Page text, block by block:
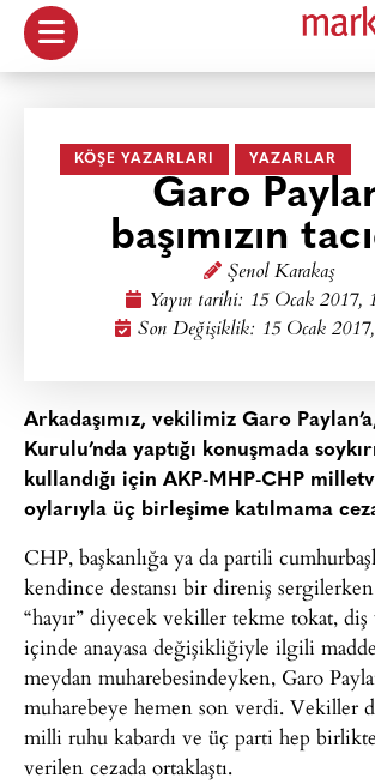
KÖŞE YAZARLARI YAZARLAR
Garo
başımızın
Şenol Karakaş
Yayın tarihi: 15 Ocak 2017,
Son Değişiklik: 15 Ocak
Arkadaşımız, vekilimiz Garo
Kurulu’nda yaptığı konuşmada
kullandığı için AKP-MHP-CHP
oylarıyla üç birleşime katılmama
CHP, başkanlığa ya da partili
kendince destansı bir direniş
“hayır” diyecek vekiller tekme tokat,
içinde anayasa değişikliğiyle ilgili
meydan muharebesindeyken, Garo
muharebeye hemen son verdi. Vekiller
milli ruhu kabardı ve üç parti hep
verilen cezada ortaklaştı.